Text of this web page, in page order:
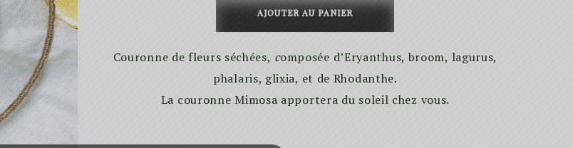
MimosaAJOUTER AU PANIER
Couronne de fleurs séchées, composée d’Eryanthus, broom, lagurus,
phalaris, glixia, et de Rhodanthe.
La couronne Mimosa apportera du soleil chez vous.